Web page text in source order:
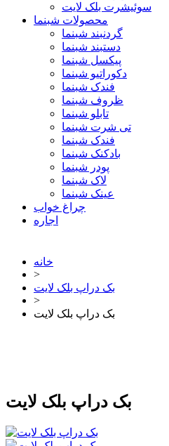
سوئیشرت بلک لایت
محصولات شبنما
گردنبند شبنما
دستبند شبنما
پیکسل شبنما
دکوراتیو شبنما
فندک شبنما
ظروف شبنما
تابلو شبنما
تی شرت شبنما
فندک شبنما
بادکنک شبنما
پودر شبنما
لاک شبنما
عینک شبنما
چراغ خواب
اجاره
خانه
>
بک دراپ بلک لایت
>
بک دراپ بلک لایت
بک دراپ بلک لایت